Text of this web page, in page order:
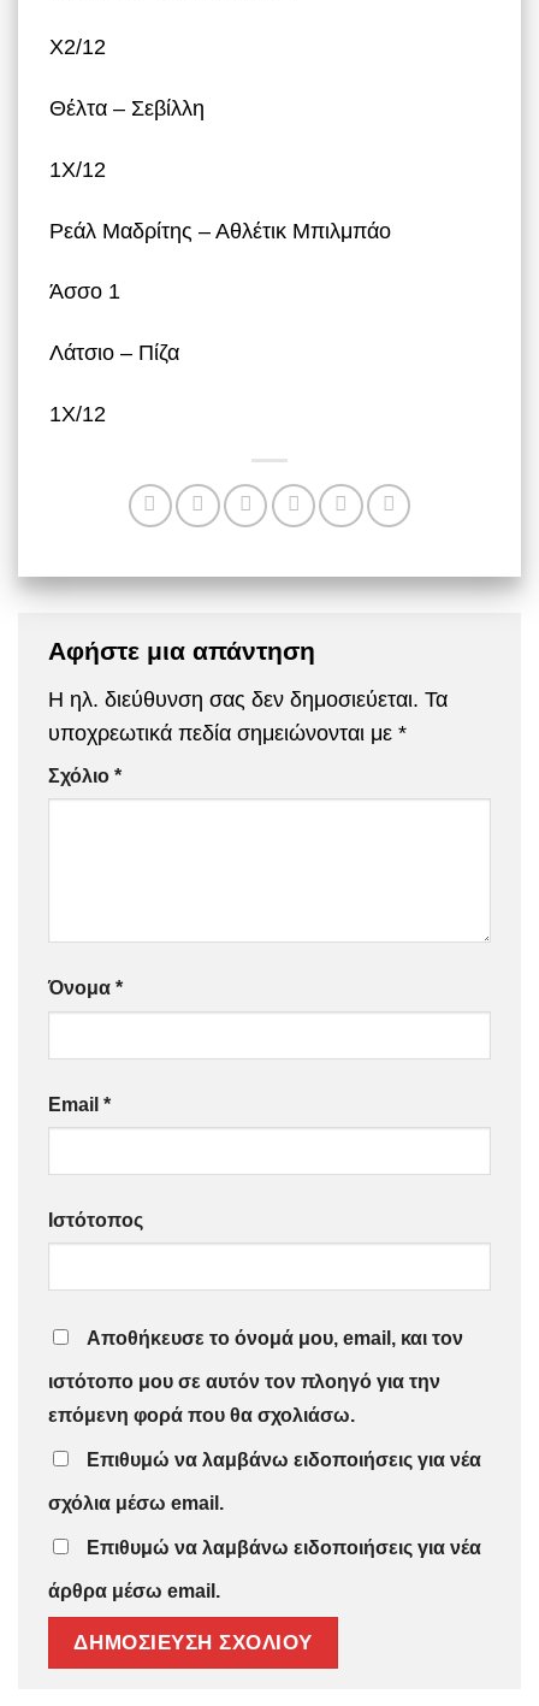
Χ2/12
Θέλτα – Σεβίλλη
1Χ/12
Ρεάλ Μαδρίτης – Αθλέτικ Μπιλμπάο
Άσσο 1
Λάτσιο – Πίζα
1Χ/12
Αφήστε μια απάντηση
Η ηλ. διεύθυνση σας δεν δημοσιεύεται. Τα
υποχρεωτικά πεδία σημειώνονται με *
Σχόλιο *
Όνομα *
Email *
Ιστότοπος
Αποθήκευσε το όνομά μου, email, και τον
ιστότοπο μου σε αυτόν τον πλοηγό για την
επόμενη φορά που θα σχολιάσω.
Επιθυμώ να λαμβάνω ειδοποιήσεις για νέα
σχόλια μέσω email.
Επιθυμώ να λαμβάνω ειδοποιήσεις για νέα
άρθρα μέσω email.